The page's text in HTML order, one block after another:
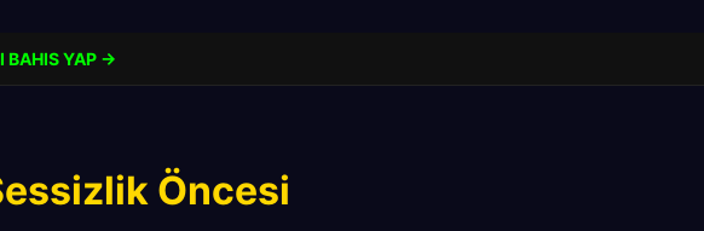
BAHIS YAP →
Öncesi